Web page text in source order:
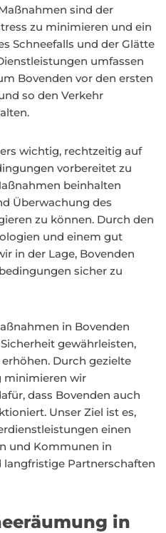
sind der
zu minimieren und ein
Schneefalls und der Glätte
umfassen
Bovenden vor den ersten
so den Verkehr
wichtig, rechtzeitig auf
vorbereitet zu
beinhalten
Überwachung des
zu können. Durch den
und einem gut
in der Lage, Bovenden
sicher zu
in Bovenden
gewährleisten,
Durch gezielte
minimieren wir
dass Bovenden auch
Unser Ziel ist es,
einen
und Kommunen in
langfristige Partnerschaften
in